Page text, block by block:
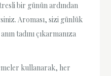
bir günün ardından
Aroması, sizi günlük
tadını çıkarmanıza
kullanarak, her